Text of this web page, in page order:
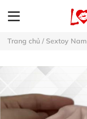
Trang chủ / Sextoy Nam